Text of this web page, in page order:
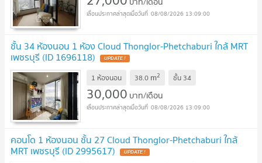
08/08/2026 13:09:00
ชั้น 34 ห้องนอน 1 ห้อง Cloud Thonglor-Phetchaburi ใกล้ MRT
เพชรบุรี (ID 1696118)
1 ห้องนอน 38.0 m2 ชั้น 34
30,000 บาท/เดือน
08/08/2026 13:09:00
คอนโด 1 ห้องนอน ชั้น 27 Cloud Thonglor-Phetchaburi ใกล้
MRT เพชรบุรี (ID 2995617)